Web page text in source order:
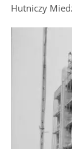
Hutniczy